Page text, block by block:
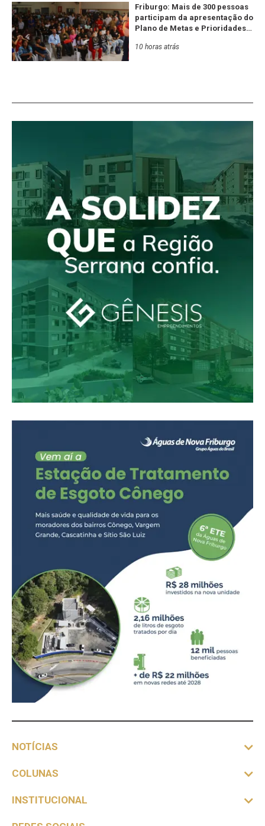
Friburgo: Mais de 300 pessoas
participam da apresentação do
Plano de Metas e Prioridades
10 horas atrás
NOTÍCIAS
COLUNAS
INSTITUCIONAL